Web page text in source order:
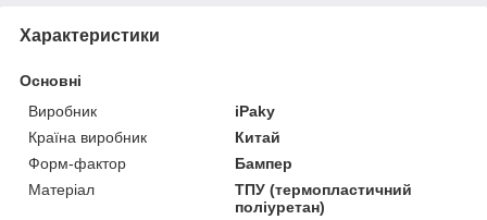
Характеристики
Основні
Виробник
iPaky
Країна виробник
Китай
Форм-фактор
Бампер
Матеріал
ТПУ (термопластичний
поліуретан)